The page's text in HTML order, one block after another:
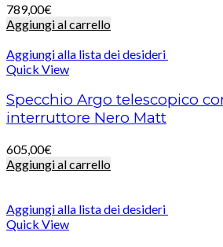
789,00€
Aggiungi al carrello
Aggiungi alla lista dei desideri
Quick View
Specchio Argo telescopico
interruttore Nero Matt
605,00€
Aggiungi al carrello
Aggiungi alla lista dei desideri
Quick View